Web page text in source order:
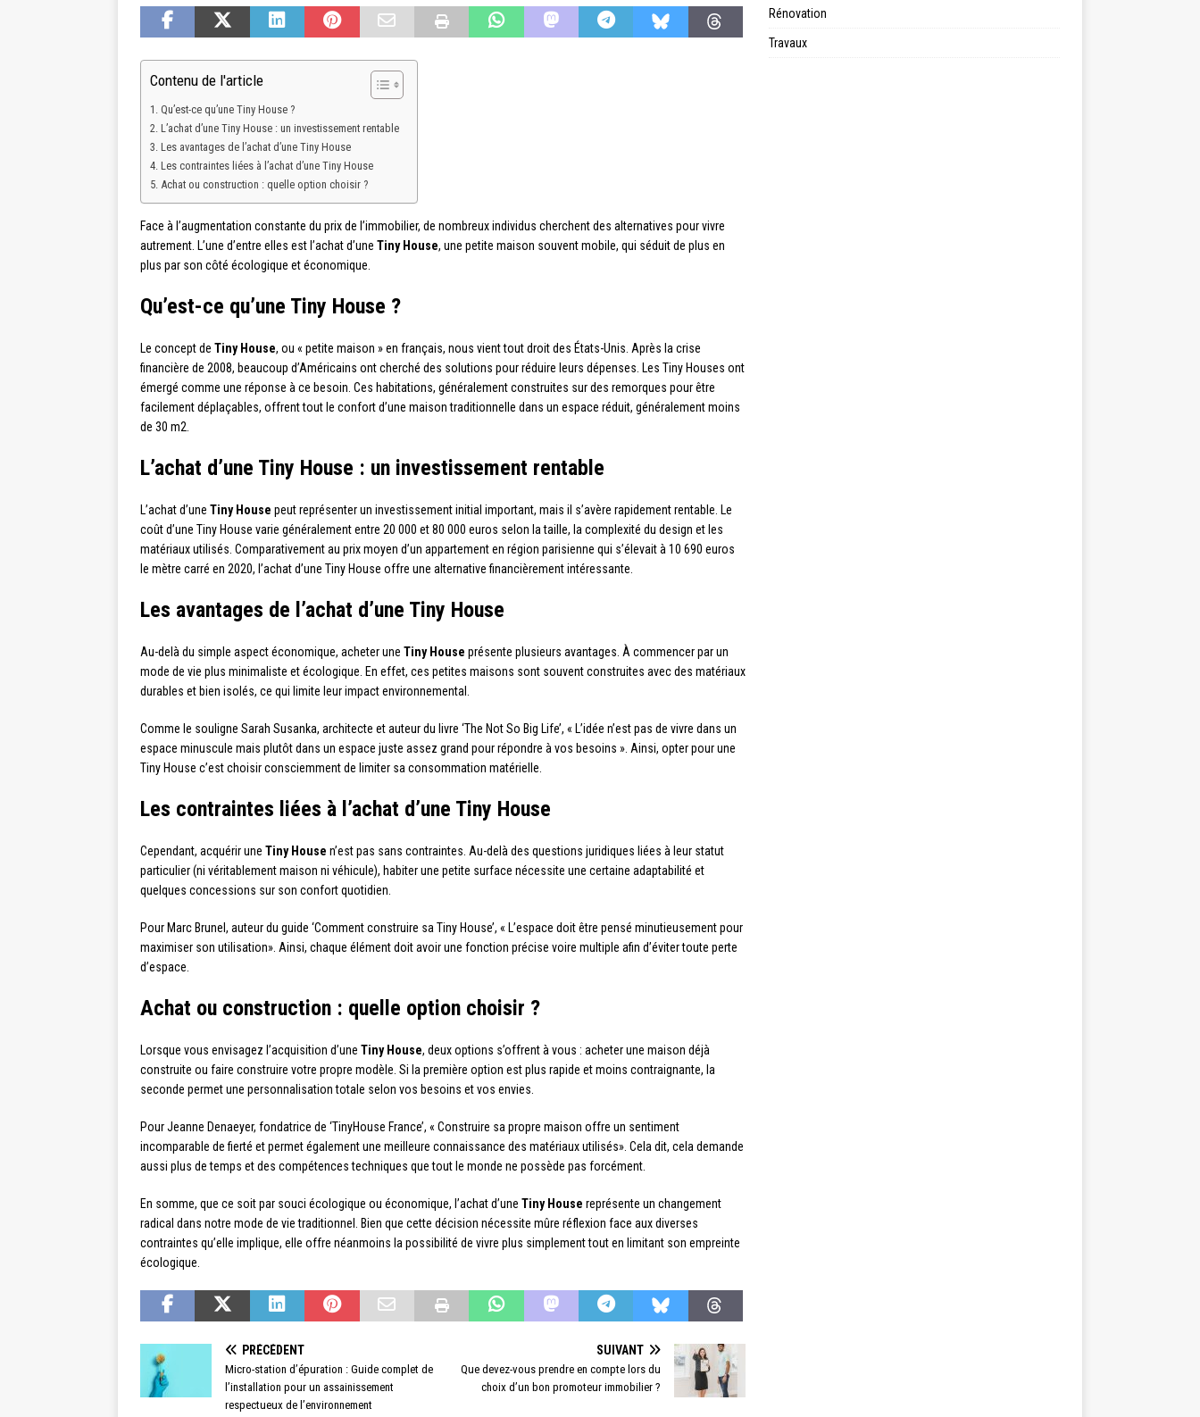
Contenu de l'article
Qu’est-ce qu’une Tiny House ?
L’achat d’une Tiny House : un investissement rentable
Les avantages de l’achat d’une Tiny House
Les contraintes liées à l’achat d’une Tiny House
Achat ou construction : quelle option choisir ?
Face à l’augmentation constante du prix de l’immobilier, de nombreux individus cherchent des alternatives pour vivre
autrement. L’une d’entre elles est l’achat d’une Tiny House, une petite maison souvent mobile, qui séduit de plus en
plus par son côté écologique et économique.
Qu’est-ce qu’une Tiny House ?
Le concept de Tiny House, ou « petite maison » en français, nous vient tout droit des États-Unis. Après la crise
financière de 2008, beaucoup d’Américains ont cherché des solutions pour réduire leurs dépenses. Les Tiny Houses ont
émergé comme une réponse à ce besoin. Ces habitations, généralement construites sur des remorques pour être
facilement déplaçables, offrent tout le confort d’une maison traditionnelle dans un espace réduit, généralement moins
de 30 m2.
L’achat d’une Tiny House : un investissement rentable
L’achat d’une Tiny House peut représenter un investissement initial important, mais il s’avère rapidement rentable. Le
coût d’une Tiny House varie généralement entre 20 000 et 80 000 euros selon la taille, la complexité du design et les
matériaux utilisés. Comparativement au prix moyen d’un appartement en région parisienne qui s’élevait à 10 690 euros
le mètre carré en 2020, l’achat d’une Tiny House offre une alternative financièrement intéressante.
Les avantages de l’achat d’une Tiny House
Au-delà du simple aspect économique, acheter une Tiny House présente plusieurs avantages. À commencer par un
mode de vie plus minimaliste et écologique. En effet, ces petites maisons sont souvent construites avec des matériaux
durables et bien isolés, ce qui limite leur impact environnemental.
Comme le souligne Sarah Susanka, architecte et auteur du livre ‘The Not So Big Life’, « L’idée n’est pas de vivre dans un
espace minuscule mais plutôt dans un espace juste assez grand pour répondre à vos besoins ». Ainsi, opter pour une
Tiny House c’est choisir consciemment de limiter sa consommation matérielle.
Les contraintes liées à l’achat d’une Tiny House
Cependant, acquérir une Tiny House n’est pas sans contraintes. Au-delà des questions juridiques liées à leur statut
particulier (ni véritablement maison ni véhicule), habiter une petite surface nécessite une certaine adaptabilité et
quelques concessions sur son confort quotidien.
Pour Marc Brunel, auteur du guide ‘Comment construire sa Tiny House’, « L’espace doit être pensé minutieusement pour
maximiser son utilisation». Ainsi, chaque élément doit avoir une fonction précise voire multiple afin d’éviter toute perte
d’espace.
Achat ou construction : quelle option choisir ?
Lorsque vous envisagez l’acquisition d’une Tiny House, deux options s’offrent à vous : acheter une maison déjà
construite ou faire construire votre propre modèle. Si la première option est plus rapide et moins contraignante, la
seconde permet une personnalisation totale selon vos besoins et vos envies.
Pour Jeanne Denaeyer, fondatrice de ‘TinyHouse France’, « Construire sa propre maison offre un sentiment
incomparable de fierté et permet également une meilleure connaissance des matériaux utilisés». Cela dit, cela demande
aussi plus de temps et des compétences techniques que tout le monde ne possède pas forcément.
En somme, que ce soit par souci écologique ou économique, l’achat d’une Tiny House représente un changement
radical dans notre mode de vie traditionnel. Bien que cette décision nécessite mûre réflexion face aux diverses
contraintes qu’elle implique, elle offre néanmoins la possibilité de vivre plus simplement tout en limitant son empreinte
écologique.
PRÉCÉDENT
Micro-station d’épuration : Guide complet de
l’installation pour un assainissement
respectueux de l’environnement
SUIVANT
Que devez-vous prendre en compte lors du
choix d’un bon promoteur immobilier ?
Rénovation
Travaux